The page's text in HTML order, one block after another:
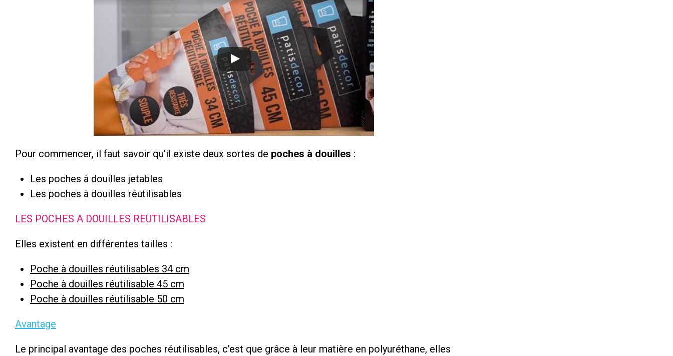
Pour commencer, il faut savoir qu’il existe deux sortes de poches à douilles :
Les poches à douilles jetables
Les poches à douilles réutilisables
LES POCHES A DOUILLES REUTILISABLES
Elles existent en différentes tailles :
Poche à douilles réutilisables 34 cm
Poche à douilles réutilisable 45 cm
Poche à douilles réutilisable 50 cm
Avantage
Le principal avantage des poches réutilisables, c’est que grâce à leur matière en polyuréthane, elles